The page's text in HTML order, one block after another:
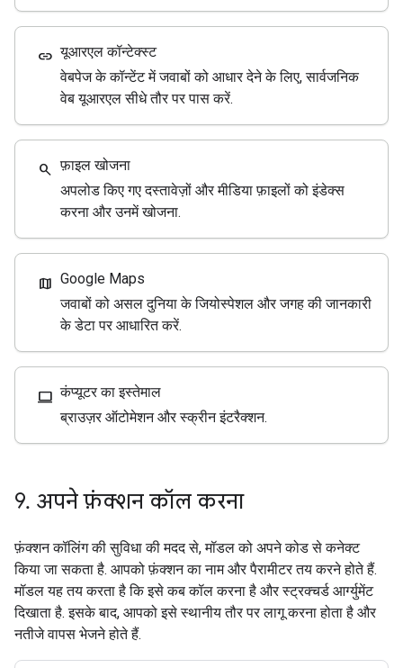
link यूआरएल कॉन्टेक्स्ट
वेबपेज के कॉन्टेंट में जवाबों को आधार देने के लिए, सार्वजनिक
वेब यूआरएल सीधे तौर पर पास करें.
search फ़ाइल खोजना
अपलोड किए गए दस्तावेज़ों और मीडिया फ़ाइलों को इंडेक्स
करना और उनमें खोजना.
map Google Maps
जवाबों को असल दुनिया के जियोस्पेशल और जगह की जानकारी
के डेटा पर आधारित करें.
computer कंप्यूटर का इस्तेमाल
ब्राउज़र ऑटोमेशन और स्क्रीन इंटरैक्शन.
9. अपने फ़ंक्शन कॉल करना
फ़ंक्शन कॉलिंग की सुविधा की मदद से, मॉडल को अपने कोड से कनेक्ट
किया जा सकता है. आपको फ़ंक्शन का नाम और पैरामीटर तय करने होते हैं.
मॉडल यह तय करता है कि इसे कब कॉल करना है और स्ट्रक्चर्ड आर्ग्युमेंट
दिखाता है. इसके बाद, आपको इसे स्थानीय तौर पर लागू करना होता है और
नतीजे वापस भेजने होते हैं.